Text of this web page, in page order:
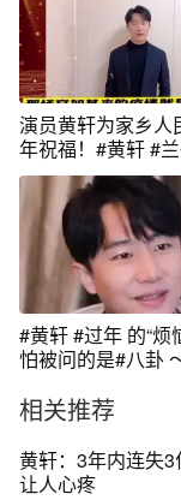
演员黄轩为家乡人
年祝福！#黄轩 #
新年快乐 #2022 #
一起倒数的浪漫
#黄轩 #过年 的“烦
怕被问的是#八卦
相关推荐
黄轩：3年内连失
让人心疼